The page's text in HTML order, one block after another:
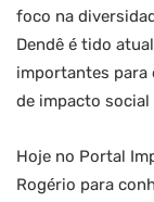
foco na
Dendê é tido
importantes para
de impacto social
Hoje no Portal
Rogério para